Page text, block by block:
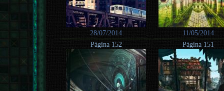
28/07/2014
11/05/2014
Página 152
Página 151